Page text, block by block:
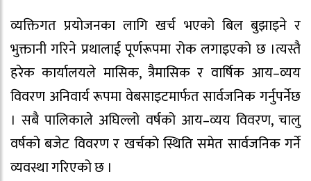
व्यक्तिगत प्रयोजनका लागि खर्च भएको बिल बुझाइने र
भुक्तानी गरिने प्रथालाई पूर्णरूपमा रोक लगाइएको छ ।त्यस्तै
हरेक कार्यालयले मासिक, त्रैमासिक र वार्षिक आय–व्यय
विवरण अनिवार्य रूपमा वेबसाइटमार्फत सार्वजनिक गर्नुपर्नेछ
। सबै पालिकाले अघिल्लो वर्षको आय–व्यय विवरण, चालु
वर्षको बजेट विवरण र खर्चको स्थिति समेत सार्वजनिक गर्ने
व्यवस्था गरिएको छ ।